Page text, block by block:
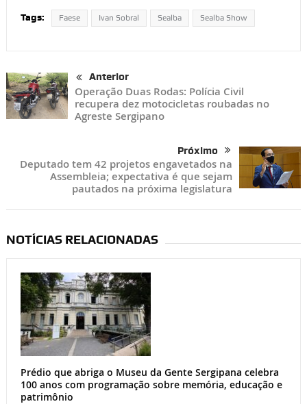
Tags: Faese Ivan Sobral Sealba Sealba Show
Anterior
Operação Duas Rodas: Polícia Civil
recupera dez motocicletas roubadas no
Agreste Sergipano
Próximo
Deputado tem 42 projetos engavetados na
Assembleia; expectativa é que sejam
pautados na próxima legislatura
NOTÍCIAS RELACIONADAS
Prédio que abriga o Museu da Gente Sergipana celebra
100 anos com programação sobre memória, educação e
patrimônio